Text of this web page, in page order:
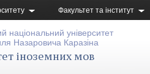
Факультет та інститут
національний університет
Назаровича Каразіна
іноземних мов